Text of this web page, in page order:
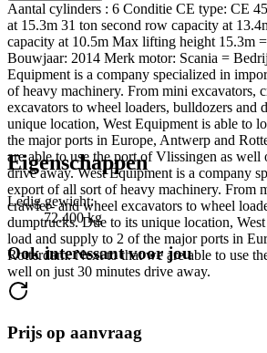
Aantal cylinders : 6 Conditie CE type: CE
at 15.3m 31 ton second row capacity at
capacity at 10.5m Max lifting height 15.3m
Bouwjaar: 2014 Merk motor: Scania =
Equipment is a company specialized in
of heavy machinery. From mini excavators,
excavators to wheel loaders, bulldozers and
unique location, West Equipment is able to
the major ports in Europe, Antwerp and
are able to use the port of Vlissingen as well
drive away. West Equipment is a company
export of all sort of heavy machinery. From
crawler- and wheel excavators to wheel
dumptrucks. Due to its unique location,
load and supply to 2 of the major ports in
Rotterdam. Next to that we are able to use
well on just 30 minutes drive away.
Eigenschappen
Ledig gewicht:
72.400 kg
Ook interessant voor jou
Prijs op aanvraag